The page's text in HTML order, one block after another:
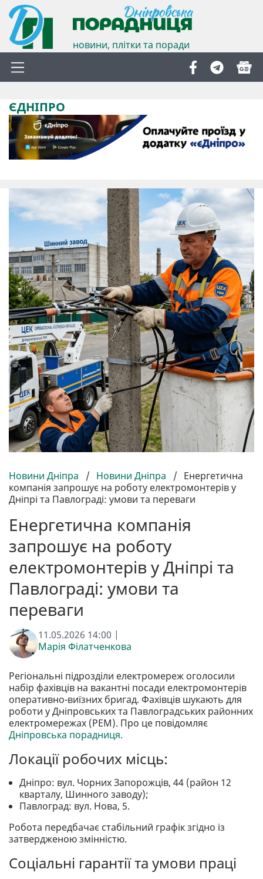
новини, плітки та поради
ЄДНІПРО
Новини Дніпра / Новини Дніпра / Енергетична
компанія запрошує на роботу електромонтерів у
Дніпрі та Павлограді: умови та переваги
Енергетична компанія
запрошує на роботу
електромонтерів у Дніпрі та
Павлограді: умови та
переваги
11.05.2026 14:00 |
Марія Філатченкова
Регіональні підрозділи електромереж оголосили
набір фахівців на вакантні посади електромонтерів
оперативно-виїзних бригад. Фахівців шукають для
роботи у Дніпровських та Павлоградських районних
електромережах (РЕМ). Про це повідомляє
Дніпровська порадниця.
Локації робочих місць:
Дніпро: вул. Чорних Запорожців, 44 (район 12
кварталу, Шинного заводу);
Павлоград: вул. Нова, 5.
Робота передбачає стабільний графік згідно із
затвердженою змінністю.
Соціальні гарантії та умови праці